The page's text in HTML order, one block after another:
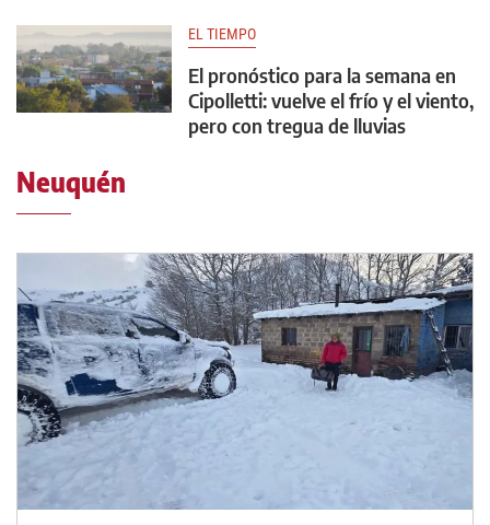
EL TIEMPO
El pronóstico para la semana en
Cipolletti: vuelve el frío y el viento,
pero con tregua de lluvias
Neuquén